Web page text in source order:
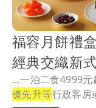
福容月餅禮
經典交織新
...一泊二食4999
優先升等行政客房